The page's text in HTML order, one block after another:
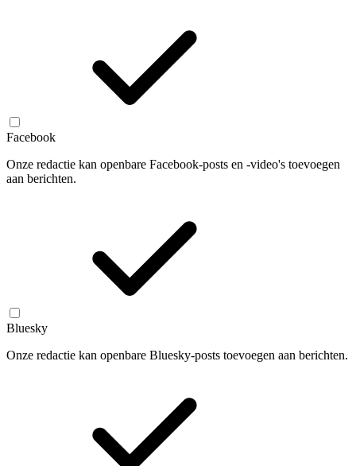
Facebook
Onze redactie kan openbare Facebook-posts en -video's toevoegen
aan berichten.
Bluesky
Onze redactie kan openbare Bluesky-posts toevoegen aan berichten.